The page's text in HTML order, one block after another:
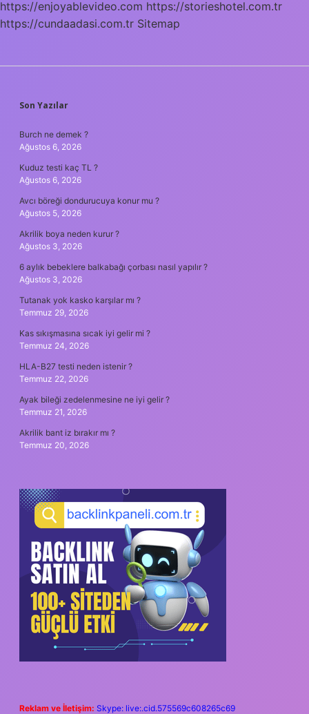
https://enjoyablevideo.com https://storieshotel.com.tr
https://cundaadasi.com.tr Sitemap
SIDEBAR
Son Yazılar
Burch ne demek ?
Ağustos 6, 2026
Kuduz testi kaç TL ?
Ağustos 6, 2026
Avcı böreği dondurucuya konur mu ?
Ağustos 5, 2026
Akrilik boya neden kurur ?
Ağustos 3, 2026
6 aylık bebeklere balkabağı çorbası nasıl yapılır ?
Ağustos 3, 2026
Tutanak yok kasko karşılar mı ?
Temmuz 29, 2026
Kas sıkışmasına sıcak iyi gelir mi ?
Temmuz 24, 2026
HLA-B27 testi neden istenir ?
Temmuz 22, 2026
Ayak bileği zedelenmesine ne iyi gelir ?
Temmuz 21, 2026
Akrilik bant iz bırakır mı ?
Temmuz 20, 2026
Reklam ve İletişim: Skype: live:.cid.575569c608265c69